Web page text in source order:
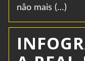
não mais (…)